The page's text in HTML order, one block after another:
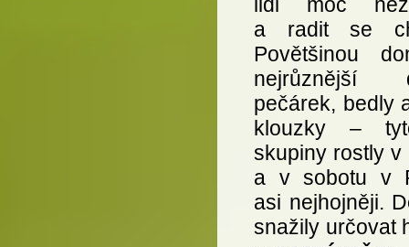
a radit se
Povětšinou
nejrůznější
pečárek, bedly
klouzky –
skupiny rostly v
a v sobotu v
asi nejhojněji.
snažily určovat